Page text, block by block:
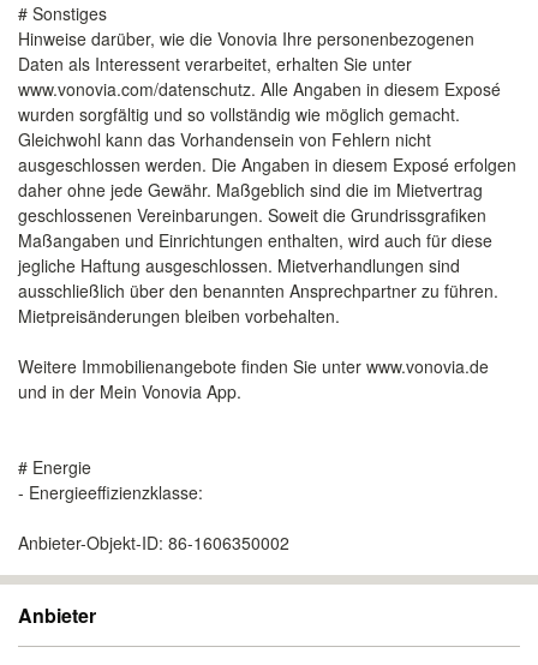
# Sonstiges
Hinweise darüber, wie die Vonovia Ihre personenbezogenen
Daten als Interessent verarbeitet, erhalten Sie unter
www.vonovia.com/datenschutz. Alle Angaben in diesem Exposé
wurden sorgfältig und so vollständig wie möglich gemacht.
Gleichwohl kann das Vorhandensein von Fehlern nicht
ausgeschlossen werden. Die Angaben in diesem Exposé erfolgen
daher ohne jede Gewähr. Maßgeblich sind die im Mietvertrag
geschlossenen Vereinbarungen. Soweit die Grundrissgrafiken
Maßangaben und Einrichtungen enthalten, wird auch für diese
jegliche Haftung ausgeschlossen. Mietverhandlungen sind
ausschließlich über den benannten Ansprechpartner zu führen.
Mietpreisänderungen bleiben vorbehalten.
Weitere Immobilienangebote finden Sie unter www.vonovia.de
und in der Mein Vonovia App.
# Energie
- Energieeffizienzklasse:
Anbieter-Objekt-ID: 86-1606350002
Anbieter